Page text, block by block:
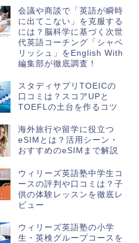
会議や商談で「英語が瞬時
に出てこない」を克服する
には？脳科学に基づく次世
代英語コーチング「シャベ
リッシュ」をEnglish With
編集部が徹底調査！
スタディサプリTOEICの
口コミは？スコアUPと
TOEFLの土台を作るコツ
海外旅行や留学に役立つ
eSIMとは？活用シーン・
おすすめのeSIMまで解説
ウィリーズ英語塾中学生コ
ースの評判や口コミは？子
供の体験レッスンを徹底レ
ビュー
ウィリーズ英語塾の小学
生・英検グループコースを